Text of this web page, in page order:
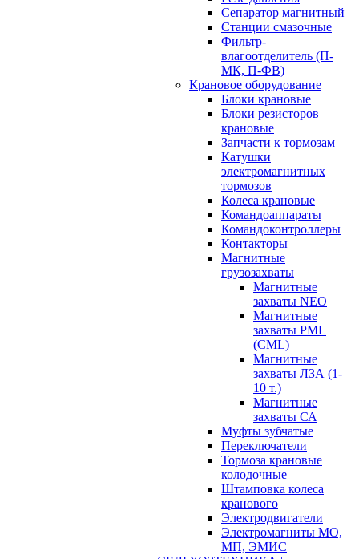
Сепаратор магнитный
Станции смазочные
Фильтр-
влагоотделитель (П-
МК, П-ФВ)
Крановое оборудование
Блоки крановые
Блоки резисторов
крановые
Запчасти к тормозам
Катушки
электромагнитных
тормозов
Колеса крановые
Командоаппараты
Командоконтроллеры
Контакторы
Магнитные
грузозахваты
Магнитные
захваты NEO
Магнитные
захваты PML
(CML)
Магнитные
захваты ЛЗА (1-
10 т.)
Магнитные
захваты СА
Муфты зубчатые
Переключатели
Тормоза крановые
колодочные
Штамповка колеса
кранового
Электродвигатели
Электромагниты МО,
МП, ЭМИС